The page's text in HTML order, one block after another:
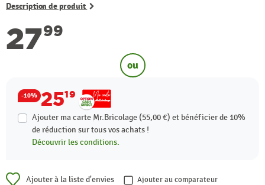
Description de produit
2799
ou
-10% 2519
Ajouter ma carte Mr.Bricolage (55,00 €) et bénéficier de 10%
de réduction sur tous vos achats !
Découvrir les conditions.
Ajouter à la liste d'envies Ajouter au comparateur